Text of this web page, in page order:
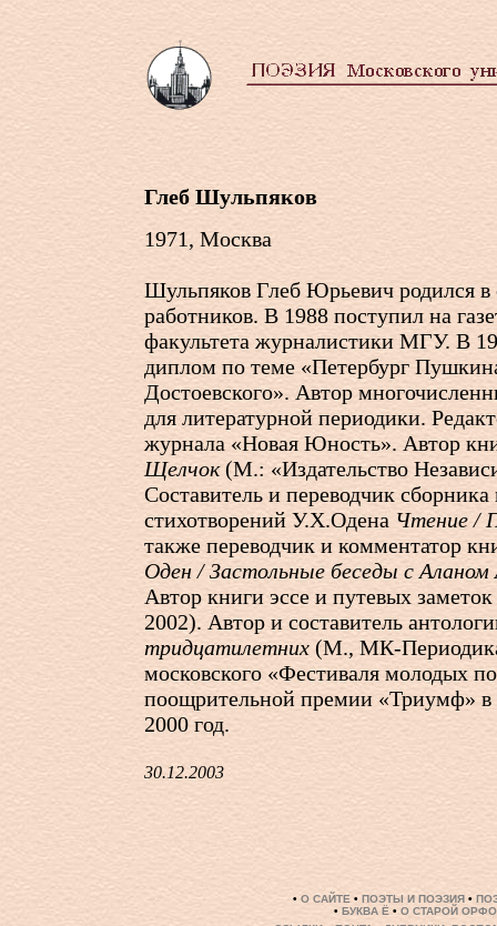
Глеб Шульпяков
1971, Москва
Шульпяков Глеб Юрьевич родился в
работников. В 1988 поступил на
факультета журналистики МГУ. В
диплом по теме «Петербург
Достоевского». Автор
для литературной периодики.
журнала «Новая Юность». Автор
Щелчок(М.: «Издательство
Составитель и переводчик
стихотворений У.Х.Одена Чтение /
также переводчик и комментатор
Оден / Застольные беседы с Аланом
Автор книги эссе и путевых заметок
2002). Автор и составитель
тридцатилетних (М., МК-
московского «Фестиваля молодых
поощрительной премии «Триумф» в
2000 год.
30.12.2003